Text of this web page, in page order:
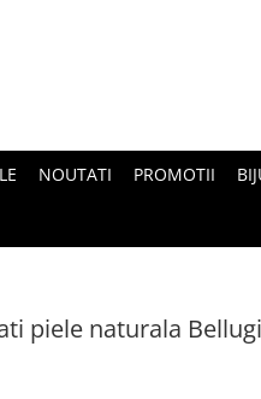
NOUTATI PROMOTII
piele naturala